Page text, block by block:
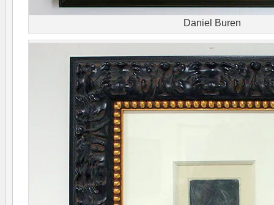
Daniel Buren